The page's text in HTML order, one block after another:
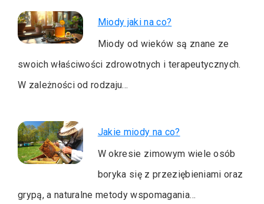
Miody jaki na co?
Miody od wieków są znane ze
swoich właściwości zdrowotnych i terapeutycznych.
W zależności od rodzaju…
Jakie miody na co?
W okresie zimowym wiele osób
boryka się z przeziębieniami oraz
grypą, a naturalne metody wspomagania…